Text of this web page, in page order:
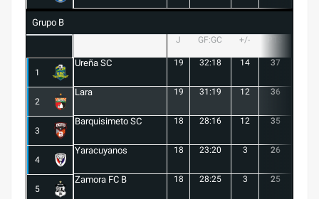
Grupo B
J GF:GC +/-
1
Ureña SC 19 32:18 14 37
2
Lara 19 31:19 12 36
3
Barquisimeto SC 18 28:16 12 35
4
Yaracuyanos 18 23:20 3 26
5
Zamora FC B 18 28:25 3 25